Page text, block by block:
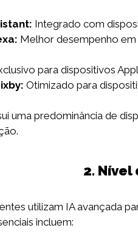
Integrado com
Melhor desempenho
para dispositivos
Otimizado para
uma predominância de
2.
utilizam IA avançada
incluem: